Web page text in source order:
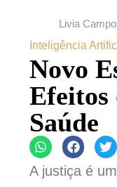
Livia
Inteligência
Novo
Efeitos
Saúde
A justiça é